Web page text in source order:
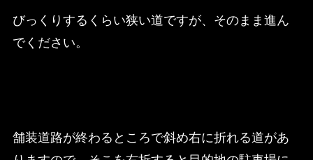
びっくりするくらい狭い道ですが、そのまま進ん
でください。
舗装道路が終わるところで斜め右に折れる道があ